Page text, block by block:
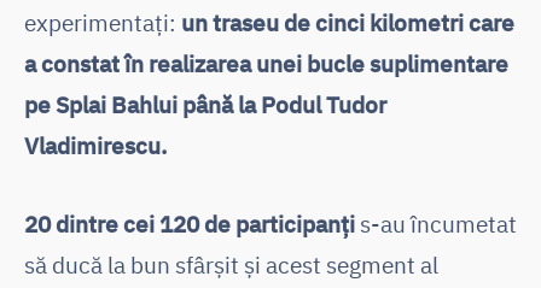
experimentați: un traseu de cinci kilometri care
a constat în realizarea unei bucle suplimentare
pe Splai Bahlui până la Podul Tudor
Vladimirescu.
20 dintre cei 120 de participanți s-au încumetat
să ducă la bun sfârșit și acest segment al